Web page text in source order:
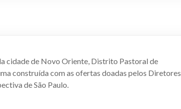
cidade de Novo Oriente, Distrito Pastoral de
construída com as ofertas doadas pelos Diretores
de São Paulo.